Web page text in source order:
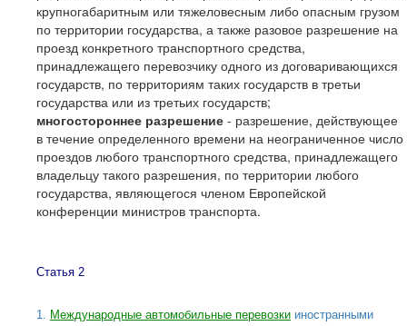
крупногабаритным или тяжеловесным либо опасным грузом
по территории государства, а также разовое разрешение на
проезд конкретного транспортного средства,
принадлежащего перевозчику одного из договаривающихся
государств, по территориям таких государств в третьи
государства или из третьих государств;
многостороннее разрешение - разрешение, действующее
в течение определенного времени на неограниченное число
проездов любого транспортного средства, принадлежащего
владельцу такого разрешения, по территории любого
государства, являющегося членом Европейской
конференции министров транспорта.
Статья 2
1. Международные автомобильные перевозки иностранными